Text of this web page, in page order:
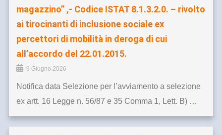
magazzino” ,- Codice ISTAT 8.1.3.2.0. – rivolto
ai tirocinanti di inclusione sociale ex
percettori di mobilità in deroga di cui
all’accordo del 22.01.2015.
9 Giugno 2026
Notifica data Selezione per l’avviamento a selezione
ex artt. 16 Legge n. 56/87 e 35 Comma 1, Lett. B) …